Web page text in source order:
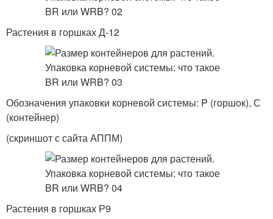
Растения в горшках Д-12
Обозначения упаковки корневой системы: P (горшок), С
(контейнер)
(скриншот с сайта АППМ)
Растения в горшках Р9